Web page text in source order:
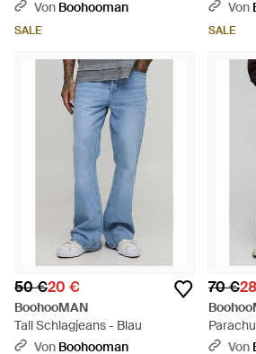
Strass - Blau
Von Boohooman
SALE
Von
SALE
50 €20 €
BoohooMAN
Tall Schlagjeans - Blau
Von Boohooman
70 €
Von